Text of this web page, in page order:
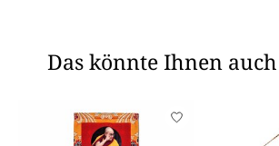
Das könnte Ihnen
Produkt-Karussell-Artikel